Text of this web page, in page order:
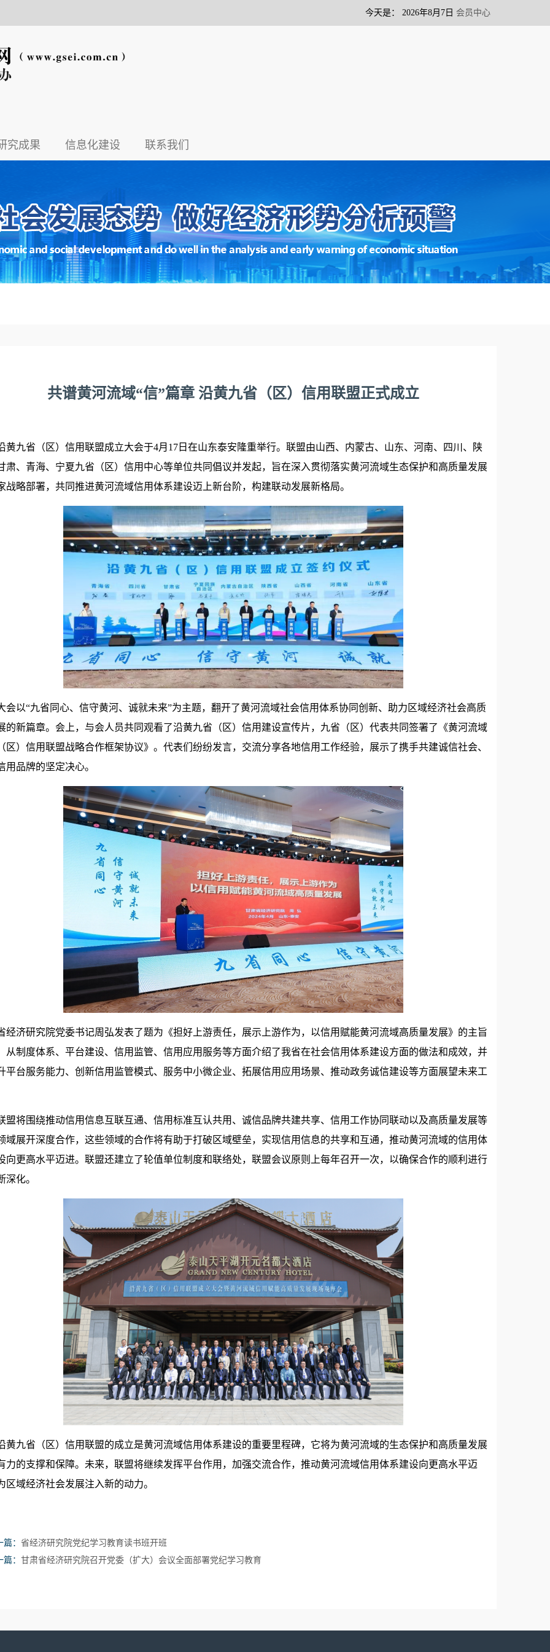
今天是： 2026年8月7日 会员中心
究成果 信息化建设 联系我们
共谱黄河流域“信”篇章 沿黄九省（区）信用联盟正式成立
黄九省（区）信用联盟成立大会于4月17日在山东泰安隆重举行。联盟由山西、内蒙古、山东、河南、四川、陕
肃、青海、宁夏九省（区）信用中心等单位共同倡议并发起，旨在深入贯彻落实黄河流域生态保护和高质量发展
战略部署，共同推进黄河流域信用体系建设迈上新台阶，构建联动发展新格局。
会以“九省同心、信守黄河、诚就未来”为主题，翻开了黄河流域社会信用体系协同创新、助力区域经济社会高质
的新篇章。会上，与会人员共同观看了沿黄九省（区）信用建设宣传片，九省（区）代表共同签署了《黄河流域
区）信用联盟战略合作框架协议》。代表们纷纷发言，交流分享各地信用工作经验，展示了携手共建诚信社会、
用品牌的坚定决心。
经济研究院党委书记周弘发表了题为《担好上游责任，展示上游作为，以信用赋能黄河流域高质量发展》的主旨
从制度体系、平台建设、信用监管、信用应用服务等方面介绍了我省在社会信用体系建设方面的做法和成效，并
平台服务能力、创新信用监管模式、服务中小微企业、拓展信用应用场景、推动政务诚信建设等方面展望未来工
盟将围绕推动信用信息互联互通、信用标准互认共用、诚信品牌共建共享、信用工作协同联动以及高质量发展等
域展开深度合作，这些领域的合作将有助于打破区域壁垒，实现信用信息的共享和互通，推动黄河流域的信用体
向更高水平迈进。联盟还建立了轮值单位制度和联络处，联盟会议原则上每年召开一次，以确保合作的顺利进行
深化。
黄九省（区）信用联盟的成立是黄河流域信用体系建设的重要里程碑，它将为黄河流域的生态保护和高质量发展
力的支撑和保障。未来，联盟将继续发挥平台作用，加强交流合作，推动黄河流域信用体系建设向更高水平迈
区域经济社会发展注入新的动力。
篇： 省经济研究院党纪学习教育读书班开班
篇： 甘肃省经济研究院召开党委（扩大）会议全面部署党纪学习教育